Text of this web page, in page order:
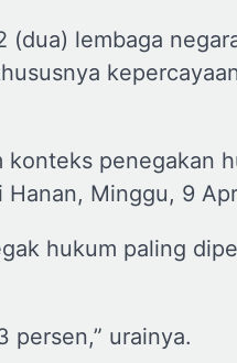
lembaga
penegakan
Hanan, Minggu, 9
hukum paling
persen,” urainya.